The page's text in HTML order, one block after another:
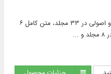
نمایش متن کامل ۶ عنوان کتاب فقهی و اصولی در ۳۳ مجلد، متن کامل ۶
...